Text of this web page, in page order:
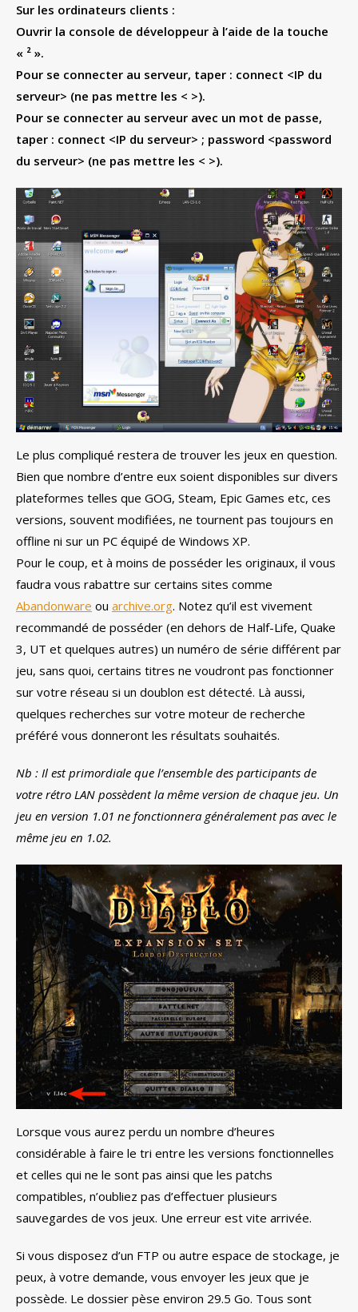
Sur les ordinateurs clients :
Ouvrir la console de développeur à l’aide de la touche
« ² ».
Pour se connecter au serveur, taper : connect <IP du
serveur> (ne pas mettre les < >).
Pour se connecter au serveur avec un mot de passe,
taper : connect <IP du serveur> ; password <password
du serveur> (ne pas mettre les < >).
Le plus compliqué restera de trouver les jeux en question.
Bien que nombre d’entre eux soient disponibles sur divers
plateformes telles que GOG, Steam, Epic Games etc, ces
versions, souvent modifiées, ne tournent pas toujours en
offline ni sur un PC équipé de Windows XP.
Pour le coup, et à moins de posséder les originaux, il vous
faudra vous rabattre sur certains sites comme
Abandonware ou archive.org. Notez qu’il est vivement
recommandé de posséder (en dehors de Half-Life, Quake
3, UT et quelques autres) un numéro de série différent par
jeu, sans quoi, certains titres ne voudront pas fonctionner
sur votre réseau si un doublon est détecté. Là aussi,
quelques recherches sur votre moteur de recherche
préféré vous donneront les résultats souhaités.
Nb : Il est primordiale que l’ensemble des participants de
votre rétro LAN possèdent la même version de chaque jeu. Un
jeu en version 1.01 ne fonctionnera généralement pas avec le
même jeu en 1.02.
Lorsque vous aurez perdu un nombre d’heures
considérable à faire le tri entre les versions fonctionnelles
et celles qui ne le sont pas ainsi que les patchs
compatibles, n’oubliez pas d’effectuer plusieurs
sauvegardes de vos jeux. Une erreur est vite arrivée.
Si vous disposez d’un FTP ou autre espace de stockage, je
peux, à votre demande, vous envoyer les jeux que je
possède. Le dossier pèse environ 29.5 Go. Tous sont